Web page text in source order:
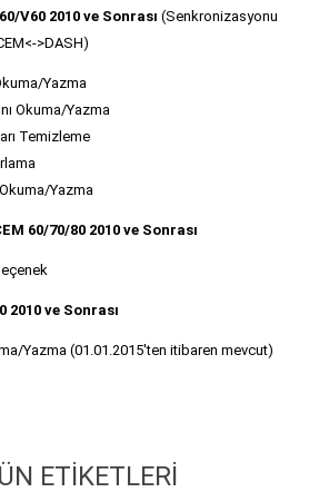
V60 2010 ve Sonrası (Senkronizasyonu
>DASH)
Yazma
Okuma/Yazma
Temizleme
Yazma
60/70/80 2010 ve Sonrası
2010 ve Sonrası
Yazma (01.01.2015'ten itibaren mevcut)
ETIKETLERI